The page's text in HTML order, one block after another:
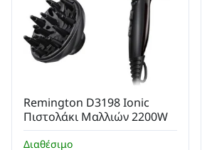
Διαθέσιμο
Remington D3198 Ionic
Πιστολάκι Μαλλιών 2200W